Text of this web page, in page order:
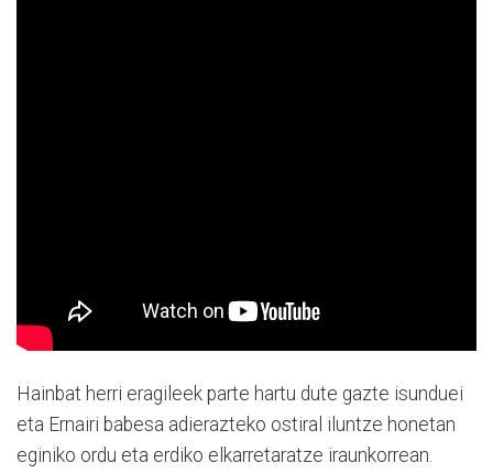
Hainbat herri eragileek parte hartu dute gazte isunduei
eta Ernairi babesa adierazteko ostiral iluntze honetan
eginiko ordu eta erdiko elkarretaratze iraunkorrean.